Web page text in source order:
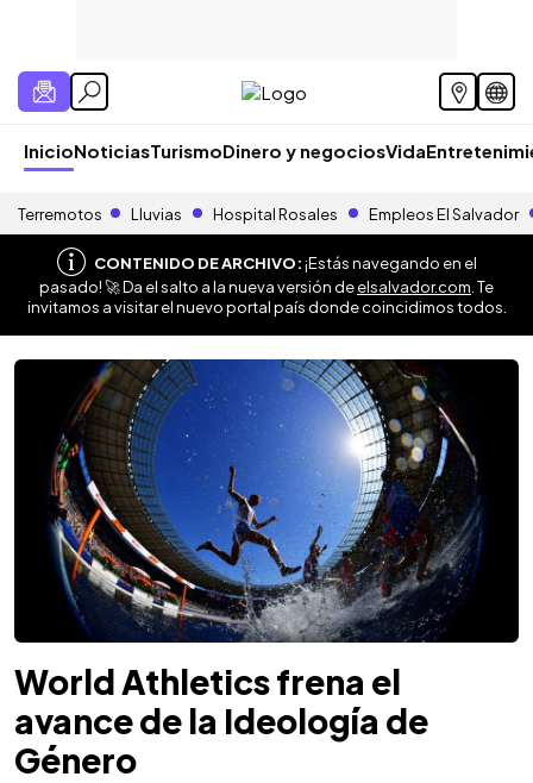
InicioNoticiasTurismoDinero y negociosVida
Terremotos Lluvias Hospital Rosales Empleos El Salvador
CONTENIDO DE ARCHIVO:¡Estás navegando en el
pasado! 🚀 Da el salto a la nueva versión deelsalvador.com . Te
invitamos a visitar el nuevo portal país donde coincidimos todos.
World Athletics frena el
avance de la Ideología de
Género